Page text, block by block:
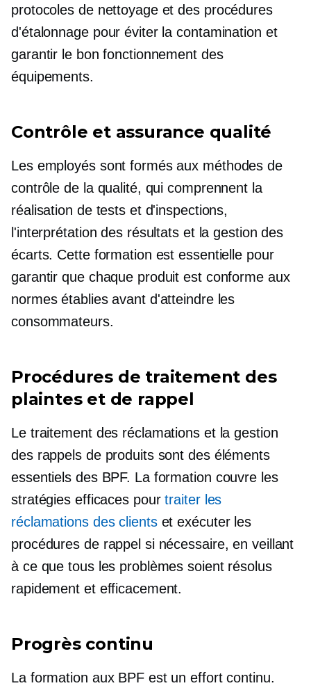
protocoles de nettoyage et des procédures
d'étalonnage pour éviter la contamination et
garantir le bon fonctionnement des
équipements.
Contrôle et assurance qualité
Les employés sont formés aux méthodes de
contrôle de la qualité, qui comprennent la
réalisation de tests et d'inspections,
l'interprétation des résultats et la gestion des
écarts. Cette formation est essentielle pour
garantir que chaque produit est conforme aux
normes établies avant d'atteindre les
consommateurs.
Procédures de traitement des
plaintes et de rappel
Le traitement des réclamations et la gestion
des rappels de produits sont des éléments
essentiels des BPF. La formation couvre les
stratégies efficaces pourtraiter les
réclamations des clientset exécuter les
procédures de rappel si nécessaire, en veillant
à ce que tous les problèmes soient résolus
rapidement et efficacement.
Progrès continu
La formation aux BPF est un effort continu.